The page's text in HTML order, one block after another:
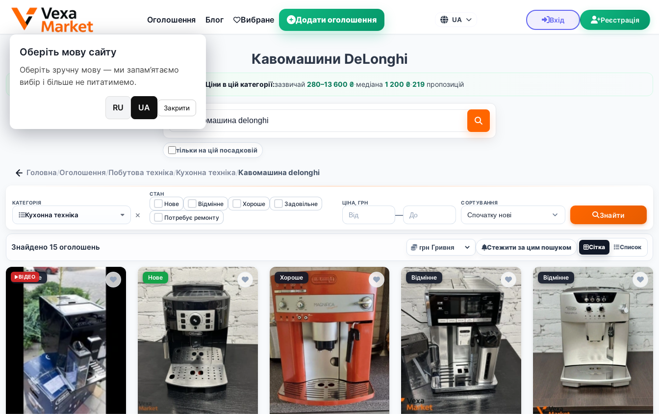
Оголошення Блог Вибране Додати оголошення UA Вхід Реєстрація
Оберіть мову сайту
Оберіть зручну мову — ми запам’ятаємо
вибір і більше не питатимемо.
RU UA Закрити
Кавомашини DeLonghi
Ціни в цій категорії:зазвичай 280–13 600 ₴·медіана 1 200 ₴·219пропозицій
тільки на цій посадковій
Головна/Оголошення/Побутова техніка/Кухонна техніка/Кавомашина delonghi
КАТЕГОРІЯ
Кухонна техніка ×
СТАН
Нове Відмінне Хороше
Задовільне
Потребує ремонту
ЦІНА, ГРН
—
СОРТУВАННЯ
Знайти
Знайдено 15 оголошень Стежити за цим пошуком Сітка Список
Відмінне
ВІДЕО Нове Хороше Відмінне Відмінне